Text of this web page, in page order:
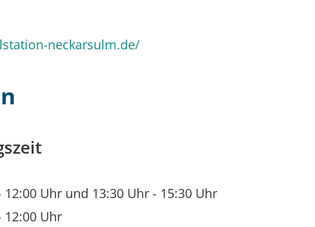
neckarsulm.de/
12:00 Uhr und 13:30 Uhr - 15:30 Uhr
12:00 Uhr